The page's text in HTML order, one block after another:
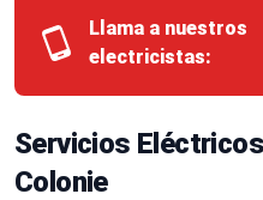
Llama a nuestros
electricistas:
Servicios
Colonie